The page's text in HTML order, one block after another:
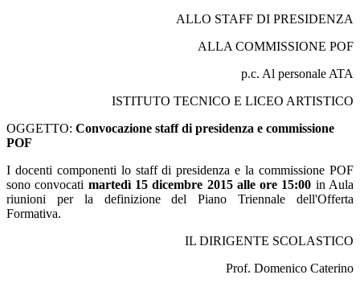
ALLO STAFF DI PRESIDENZA
ALLA COMMISSIONE POF
p.c. Al personale ATA
ISTITUTO TECNICO E LICEO ARTISTICO
OGGETTO: Convocazione staff di presidenza e commissione
POF
I docenti componenti lo staff di presidenza e la commissione POF
sono convocati martedì 15 dicembre 2015 alle ore 15:00 in Aula
riunioni per la definizione del Piano Triennale dell'Offerta
Formativa.
IL DIRIGENTE SCOLASTICO
Prof. Domenico Caterino